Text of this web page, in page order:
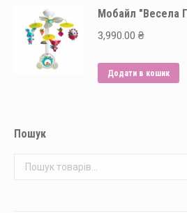
Мобайл "Весела
3,990.00 ₴
Додати в кошик
Пошук